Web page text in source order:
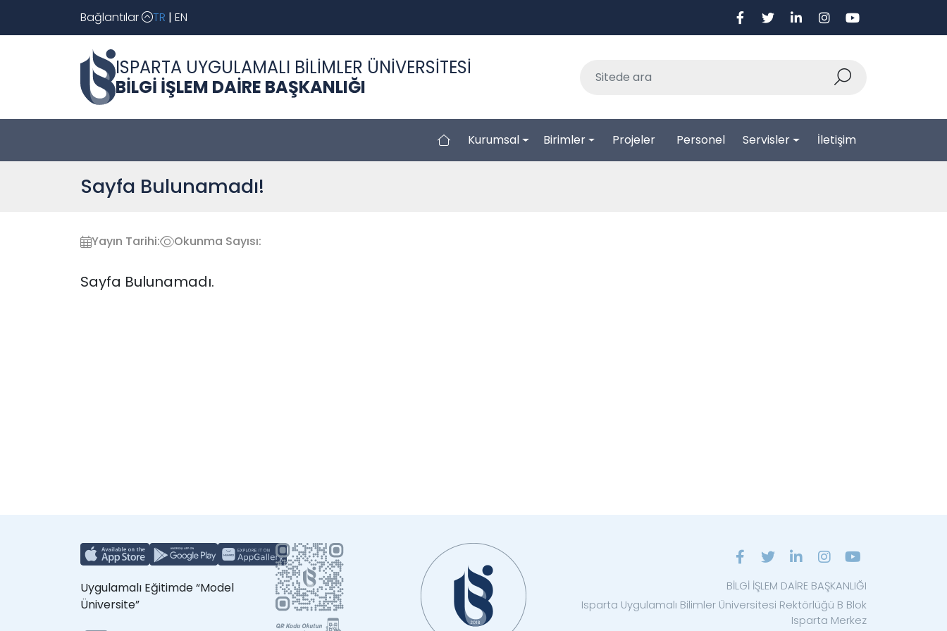
Bağlantılar TR | EN
ISPARTA UYGULAMALI BİLİMLER ÜNİVERSİTESİ
BİLGİ İŞLEM DAİRE BAŞKANLIĞI
Kurumsal Birimler Projeler Personel Servisler İletişim
Sayfa Bulunamadı!
Yayın Tarihi: Okunma Sayısı:
Sayfa Bulunamadı.
Uygulamalı Eğitimde “Model
Üniversite”
BİLGİ İŞLEM DAİRE BAŞKANLIĞI
Isparta Uygulamalı Bilimler Üniversitesi Rektörlüğü B Blok
Isparta Merkez